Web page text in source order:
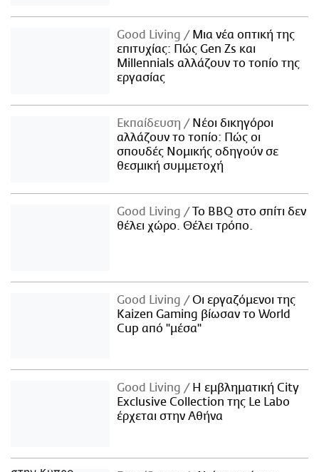
Good Living
Μια νέα οπτική της
επιτυχίας: Πώς Gen Zs και
Millennials αλλάζουν το τοπίο της
εργασίας
Εκπαίδευση
Νέοι δικηγόροι
αλλάζουν το τοπίο: Πώς οι
σπουδές Νομικής οδηγούν σε
θεσμική συμμετοχή
Good Living
Το BBQ στο σπίτι δεν
θέλει χώρο. Θέλει τρόπο.
Good Living
Οι εργαζόμενοι της
Kaizen Gaming βίωσαν το World
Cup από "μέσα"
Good Living
Η εμβληματική City
Exclusive Collection της Le Labo
έρχεται στην Αθήνα